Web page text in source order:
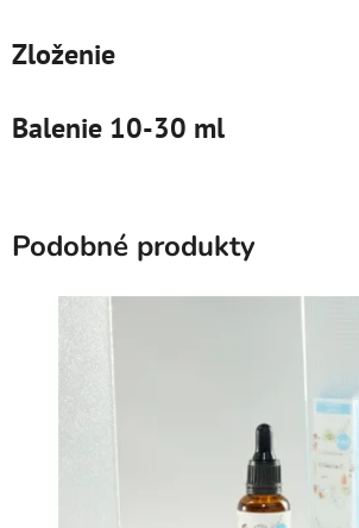
Zloženie
Balenie 10-30 ml
Podobné produkty